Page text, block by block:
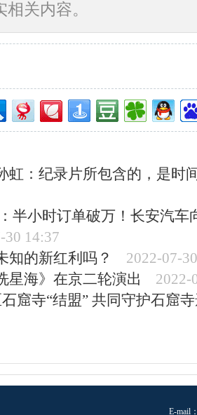
关内容。
虹：纪录片所包含的，是时
半小时订单破万！长安汽车
30 14:37
知的新红利吗？
2022-07-
星海》在京二轮演出
2022-
窟寺“结盟” 共同守护石窟
E-mail